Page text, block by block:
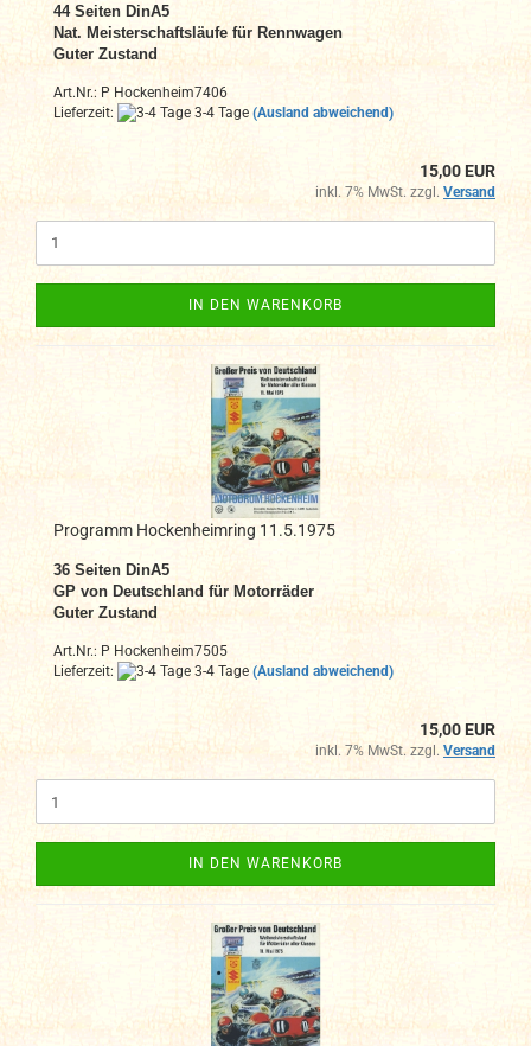
44 Seiten DinA5
Nat. Meisterschaftsläufe für Rennwagen
Guter Zustand
Art.Nr.: P Hockenheim7406
Lieferzeit:
3-4 Tage (Ausland abweichend)
15,00 EUR
inkl. 7% MwSt. zzgl. Versand
IN DEN WARENKORB
Programm Hockenheimring 11.5.1975
36 Seiten DinA5
GP von Deutschland für Motorräder
Guter Zustand
Art.Nr.: P Hockenheim7505
Lieferzeit:
3-4 Tage (Ausland abweichend)
15,00 EUR
inkl. 7% MwSt. zzgl. Versand
IN DEN WARENKORB